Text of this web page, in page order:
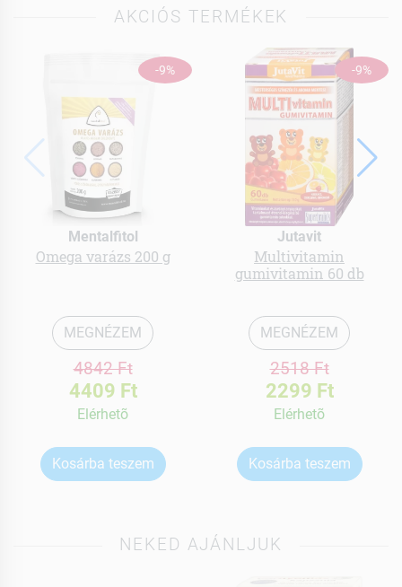
AKCIÓS TERMÉKEK
-9%
Mentalfitol
Omega varázs 200 g
MEGNÉZEM
4842 Ft
4409 Ft
Elérhetõ
Kosárba teszem
-9%
Jutavit
Multivitamin
gumivitamin 60 db
MEGNÉZEM
2518 Ft
2299 Ft
Elérhetõ
Kosárba teszem
NEKED AJÁNLJUK